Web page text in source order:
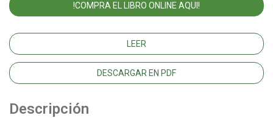
!COMPRA EL LIBRO ONLINE AQUI!
LEER
DESCARGAR EN PDF
Descripción